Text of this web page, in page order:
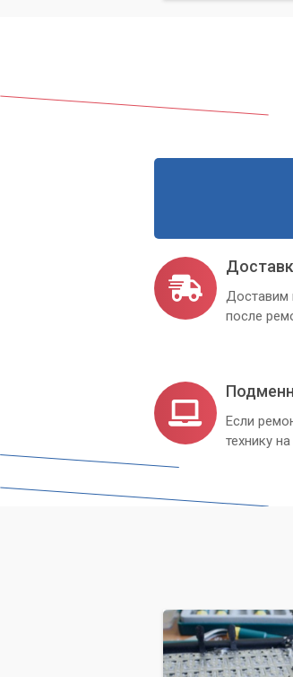
Доставим
после
Если
технику